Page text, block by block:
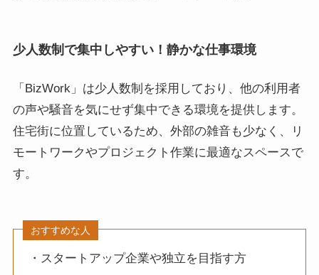
少人数制で集中しやすい！静かな仕事環境
「BizWork」は少人数制を採用しており、他の利用者
の声や騒音を気にせず集中できる環境を提供します。
住宅街に位置しているため、外部の雑音も少なく、リ
モートワークやプロジェクト作業に最適なスペースで
す。
おすすめな人
・スタートアップ企業や独立を目指す方